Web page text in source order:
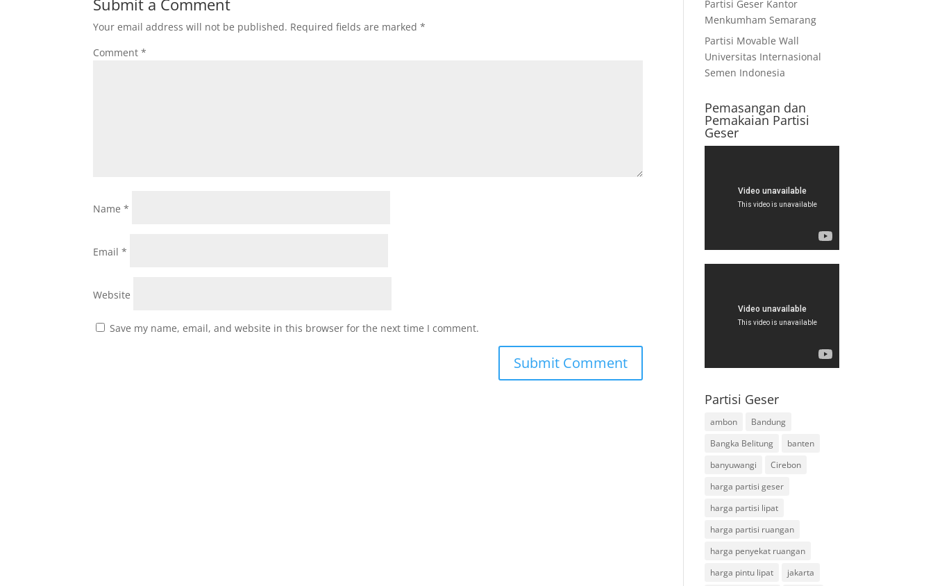
Your email address will not be published. Required fields are marked*
Comment*
Name*
Email*
Website
Save my name, email, and website in this browser for the next time I comment.
Partisi Geser Kantor
Menkumham Semarang
Partisi Movable Wall
Universitas Internasional
Semen Indonesia
Pemasangan dan
Pemakaian Partisi
Geser
Partisi Geser
ambon
Bandung
Bangka Belitung
banten
banyuwangi
Cirebon
harga partisi geser
harga partisi lipat
harga partisi ruangan
harga penyekat ruangan
harga pintu lipat
jakarta